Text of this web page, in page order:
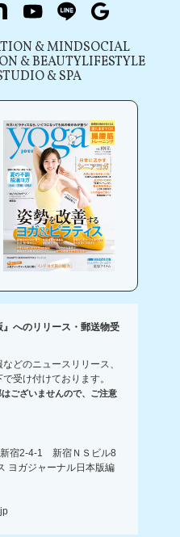
）
note youtubeline
& MINDSOCIAL
& BEAUTYLIFESTYLE
& SPA
へのリリース・郵送物受
どのニュースリリース、
受け付けております。
ございませんので、ご注意
宿2-4-1 新宿ＮＳビル8
ヨガジャーナル日本版編